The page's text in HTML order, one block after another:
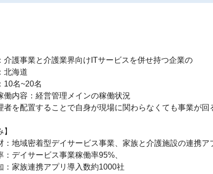
介護事業と介護業界向けITサービスを併せ持つ企業の
北海道
10名~20名
働内容：経営管理メインの稼働状況
者を配置することで自身が現場に関わらなくても事業が回
：地域密着型デイサービス事業、家族と介護施設の連携ア
：デイサービス事業稼働率95%、
：家族連携アプリ導入数約1000社